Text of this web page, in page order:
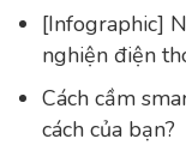
[Infographic]
nghiện điện
Cách cầm
cách của bạn?